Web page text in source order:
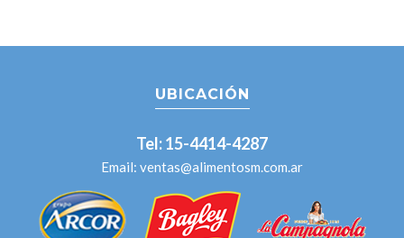
UBICACIÓN
Tel: 15-4414-4287
Email: ventas@alimentosm.com.ar